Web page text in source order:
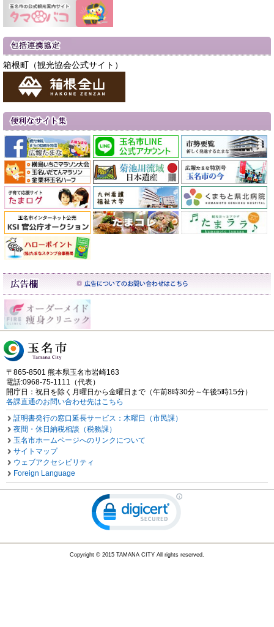
箱根町（観光協会公式サイト）
〒865-8501 熊本県玉名市岩崎163
電話:0968-75-1111（代表）
開庁日：祝日を除く月曜日から金曜日まで（午前8時30分～午後5時15分）
各課直通のお問い合わせ先はこちら
証明書発行の窓口延長サービス：木曜日（市民課）
夜間・休日納税相談（税務課）
玉名市ホームページへのリンクについて
サイトマップ
ウェブアクセシビリティ
Foreign Language
Copyright © 2015 TAMANA CITY All rights reserved.